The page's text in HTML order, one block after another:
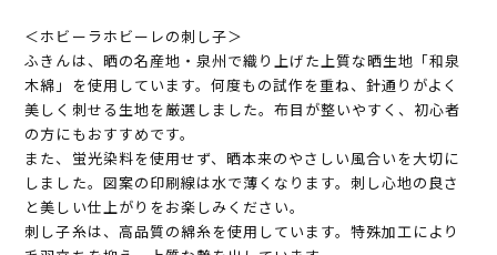
＜ホビーラホビーレの刺し子＞
ふきんは、晒の名産地・泉州で織り上げた上質な晒生地「和泉
木綿」を使用しています。何度もの試作を重ね、針通りがよく
美しく刺せる生地を厳選しました。布目が整いやすく、初心者
の方にもおすすめです。
また、蛍光染料を使用せず、晒本来のやさしい風合いを大切に
しました。図案の印刷線は水で薄くなります。刺し心地の良さ
と美しい仕上がりをお楽しみください。
刺し子糸は、高品質の綿糸を使用しています。特殊加工により